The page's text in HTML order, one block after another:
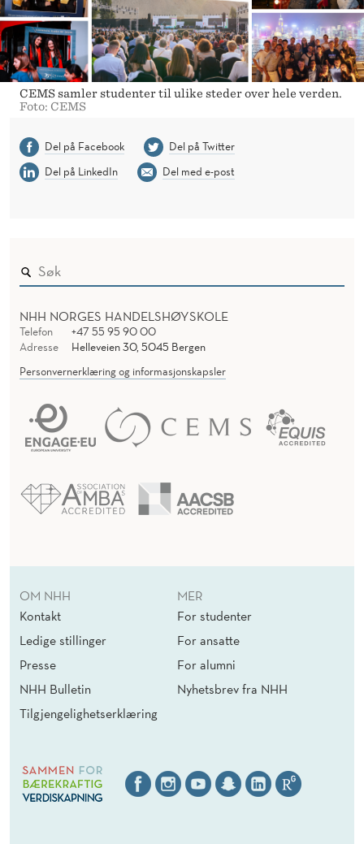
CEMS samler studenter til ulike steder over hele verden.
Foto: CEMS
Del på Facebook
Del på Twitter
Del på LinkedIn
Del med e-post
NHH NORGES HANDELSHØYSKOLE
Telefon
+47 55 95 90 00
Adresse
Helleveien 30, 5045 Bergen
Personvernerklæring og informasjonskapsler
OM NHH
Kontakt
Ledige stillinger
Presse
NHH Bulletin
Tilgjengelighetserklæring
MER
For studenter
For ansatte
For alumni
Nyhetsbrev fra NHH